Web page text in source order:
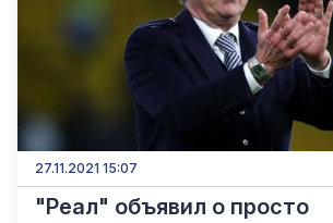
27.11.2021 15:07
"Реал" объявил о просто